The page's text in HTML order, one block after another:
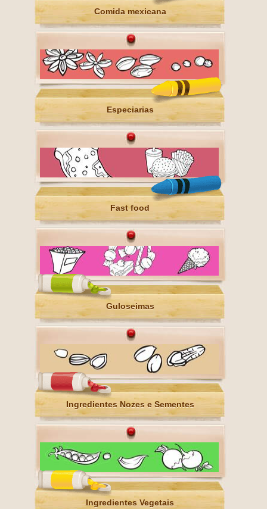
Comida mexicana
Especiarias
Fast food
Guloseimas
Ingredientes Nozes e Sementes
Ingredientes Vegetais